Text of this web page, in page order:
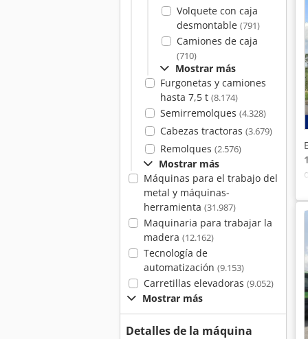
Volquete con caja
desmontable (791)
Camiones de caja
(710)
Mostrar más
Furgonetas y camiones
hasta 7,5 t (8.174)
Semirremolques (4.328)
Cabezas tractoras (3.679)
Remolques (2.576)
Mostrar más
Máquinas para el trabajo del
metal y máquinas-
herramienta (31.987)
Maquinaria para trabajar la
madera (12.162)
Tecnología de
automatización (9.153)
Carretillas elevadoras (9.052)
Mostrar más
Detalles de la máquina